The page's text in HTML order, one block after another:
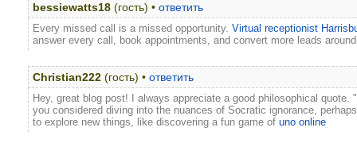
bessiewatts18 (гость) • ответить
Every missed call is a missed opportunity. Virtual receptionist
answer every call, book appointments, and convert more leads
Christian222 (гость) • ответить
Hey, great blog post! I always appreciate a good philosophical
you considered diving into the nuances of Socratic ignorance,
to explore new things, like discovering a fun game of uno online